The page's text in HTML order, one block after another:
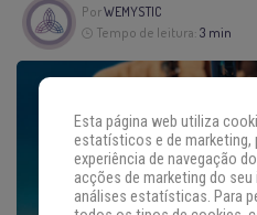
PorWEMYSTIC
Tempo de leitura: 3 min
Esta página web utiliza
estatísticos e de marketing,
experiência de navegação
acções de marketing do
análises estatísticas. Para